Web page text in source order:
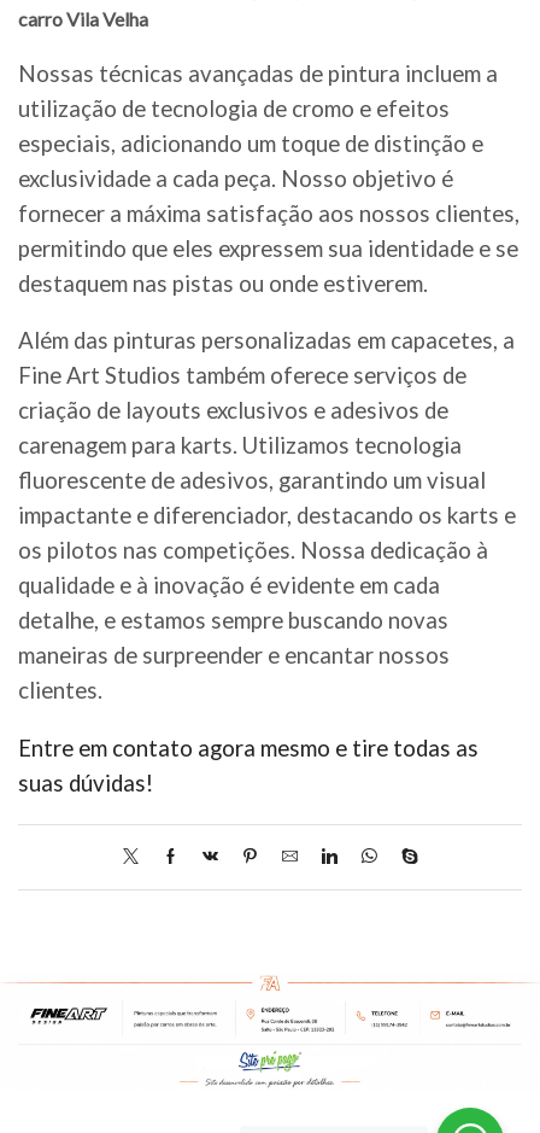
carro Vila Velha
Nossas técnicas avançadas de pintura incluem a
utilização de tecnologia de cromo e efeitos
especiais, adicionando um toque de distinção e
exclusividade a cada peça. Nosso objetivo é
fornecer a máxima satisfação aos nossos clientes,
permitindo que eles expressem sua identidade e se
destaquem nas pistas ou onde estiverem.
Além das pinturas personalizadas em capacetes, a
Fine Art Studios também oferece serviços de
criação de layouts exclusivos e adesivos de
carenagem para karts. Utilizamos tecnologia
fluorescente de adesivos, garantindo um visual
impactante e diferenciador, destacando os karts e
os pilotos nas competições. Nossa dedicação à
qualidade e à inovação é evidente em cada
detalhe, e estamos sempre buscando novas
maneiras de surpreender e encantar nossos
clientes.
Entre em contato agora mesmo e tire todas as
suas dúvidas!